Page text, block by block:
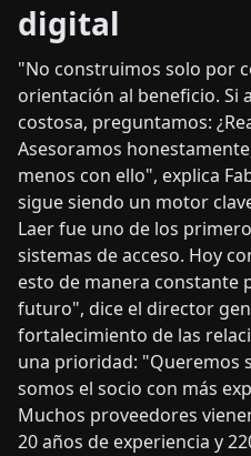
digital
"No construimos solo por
orientación al beneficio. Si
costosa, preguntamos:
Asesoramos
menos con ello", explica
sigue siendo un motor
Laer fue uno de los
sistemas de acceso. Hoy
esto de manera constante
futuro", dice el director
fortalecimiento de las
una prioridad: "Queremos
somos el socio con más
Muchos proveedores
20 años de experiencia y